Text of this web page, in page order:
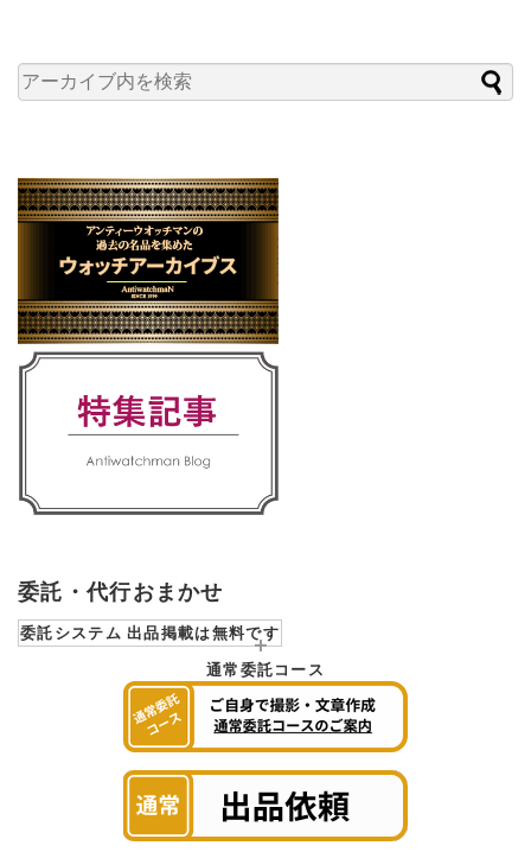
委託・代行おまかせ
委託システム 出品掲載は無料です
通常委託コース